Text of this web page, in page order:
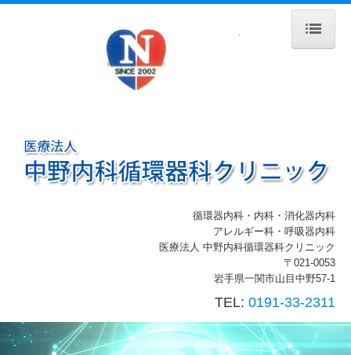
診療のご案内
生活習慣病
循環器内科・内科・消化器内科
アレルギー科・呼吸器内科
医療法人 中野内科循環器科クリニック
〒021-0053
岩手県一関市山目中野57-1
TEL: 0191-33-2311